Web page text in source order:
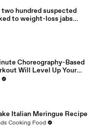
two hundred suspected
to weight-loss jabs
regulator
Choreography-Based
Will Level Up Your
Italian Meringue Recipe
Cooking Food